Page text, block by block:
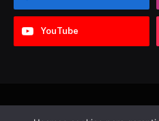
YouTube
© 2026 Sobre ABC.